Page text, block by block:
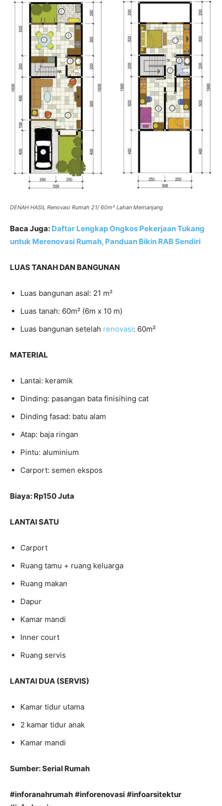
DENAH HASIL Renovasi Rumah 21/ 60m² Lahan Memanjang
Baca Juga: Daftar Lengkap Ongkos Pekerjaan Tukang
untuk Merenovasi Rumah, Panduan Bikin RAB Sendiri
LUAS TANAH DAN BANGUNAN
Luas bangunan asal: 21 m²
Luas tanah: 60m² (6m x 10 m)
Luas bangunan setelah renovasi: 60m²
MATERIAL
Lantai: keramik
Dinding: pasangan bata finisihing cat
Dinding fasad: batu alam
Atap: baja ringan
Pintu: aluminium
Carport: semen ekspos
Biaya: Rp150 Juta
LANTAI SATU
Carport
Ruang tamu + ruang keluarga
Ruang makan
Dapur
Kamar mandi
Inner court
Ruang servis
LANTAI DUA (SERVIS)
Kamar tidur utama
2 kamar tidur anak
Kamar mandi
Sumber: Serial Rumah
#inforanahrumah #inforenovasi #infoarsitektur